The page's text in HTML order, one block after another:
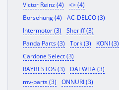
Victor Reinz (4)
<> (4)
Borsehung (4)
AC-DELCO (3)
Intermotor (3)
Sheriff (3)
Panda Parts (3)
Tork (3)
KONI (3)
Cardone Select (3)
RAYBESTOS (3)
DAEWHA (3)
mv-parts (3)
ONNURI (3)